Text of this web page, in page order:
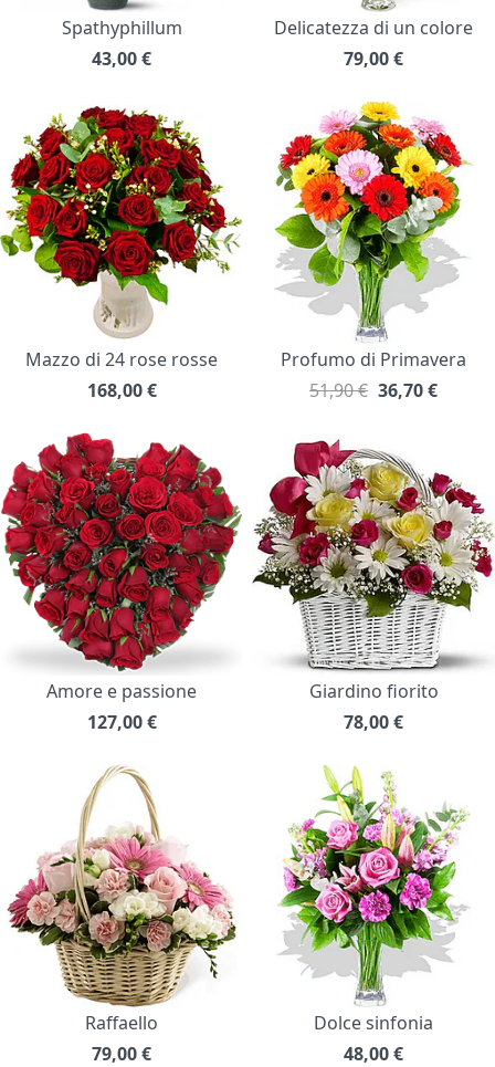
Spathyphillum
43,00€
Delicatezza di un colore
79,00€
Mazzo di 24 rose rosse
168,00 €
Profumo di Primavera
51,90 € 36,70€
Amore e passione
127,00 €
Giardino fiorito
78,00€
Raffaello
79,00€
Dolce sinfonia
48,00€